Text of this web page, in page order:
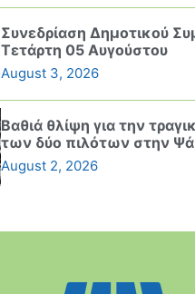
Συνεδρίαση Δημοτικού
Τετάρτη 05 Αυγούστου
August 3, 2026
Βαθιά θλίψη για την
των δύο πιλότων στην
August 2, 2026